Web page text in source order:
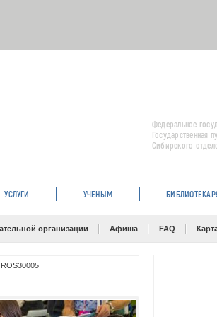
Федеральное
Государственная
Сибирского
УСЛУГИ УЧЕНЫМ
организации Афиша FAQ
ROS30005